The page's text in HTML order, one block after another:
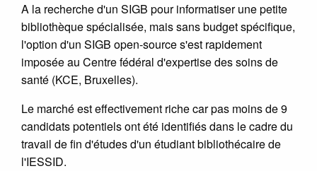
A la recherche d'un SIGB pour informatiser une petite
bibliothèque spécialisée, mais sans budget spécifique,
l'option d'un SIGB open-source s'est rapidement
imposée au Centre fédéral d'expertise des soins de
santé (KCE, Bruxelles).
Le marché est effectivement riche car pas moins de 9
candidats potentiels ont été identifiés dans le cadre du
travail de fin d'études d'un étudiant bibliothécaire de
l'IESSID.